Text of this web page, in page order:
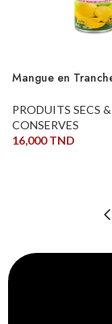
Mangue en
PRODUITS SECS &
CONSERVES
16,000TND